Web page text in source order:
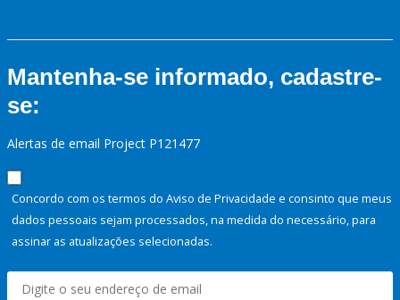
Mantenha-se informado, cadastre-
se:
Alertas de email Project P121477
Concordo com os termos do Aviso de Privacidade e consinto que meus
dados pessoais sejam processados, na medida do necessário, para
assinar as atualizações selecionadas.